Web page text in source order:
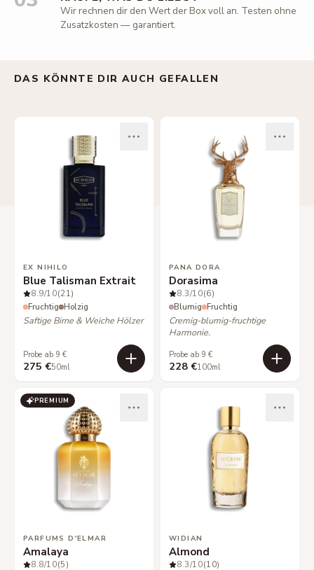
Wir rechnen dir den Wert der Box voll an. Testen ohne
Zusatzkosten — garantiert.
DAS KÖNNTE DIR AUCH GEFALLEN
EX NIHILO
Blue Talisman Extrait
8.9/10(21)
Fruchtig Holzig
Saftige Birne & Weiche Hölzer
Probe ab 9 €
275 €50ml
PANA DORA
Dorasima
8.3/10(6)
Blumig Fruchtig
Cremig-blumig-fruchtige
Harmonie.
Probe ab 9 €
228 €100ml
PREMIUM
PARFUMS D'ELMAR
Amalaya
8.8/10(5)
WIDIAN
Almond
8.3/10(10)